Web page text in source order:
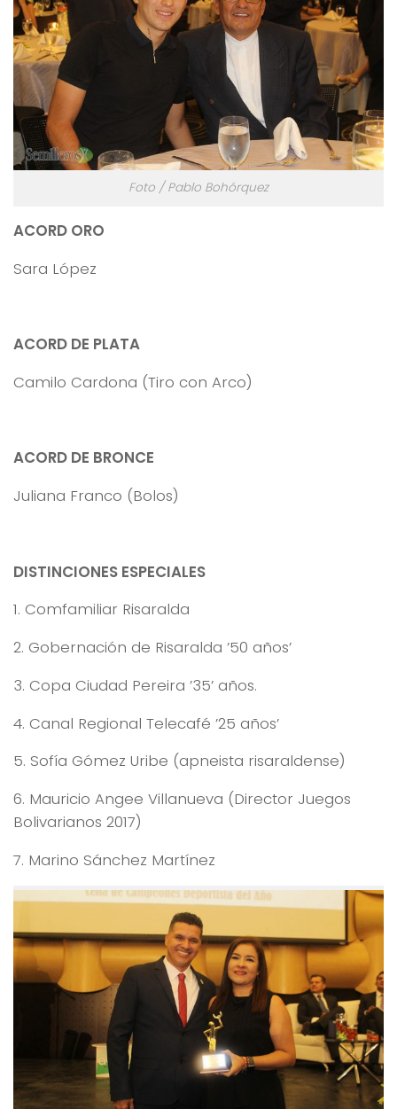
Foto / Pablo Bohórquez
ACORD ORO
Sara López
ACORD DE PLATA
Camilo Cardona (Tiro con Arco)
ACORD DE BRONCE
Juliana Franco (Bolos)
DISTINCIONES ESPECIALES
1. Comfamiliar Risaralda
2. Gobernación de Risaralda ’50 años’
3. Copa Ciudad Pereira ’35’ años.
4. Canal Regional Telecafé ’25 años’
5. Sofía Gómez Uribe (apneista risaraldense)
6. Mauricio Angee Villanueva (Director Juegos
Bolivarianos 2017)
7. Marino Sánchez Martínez